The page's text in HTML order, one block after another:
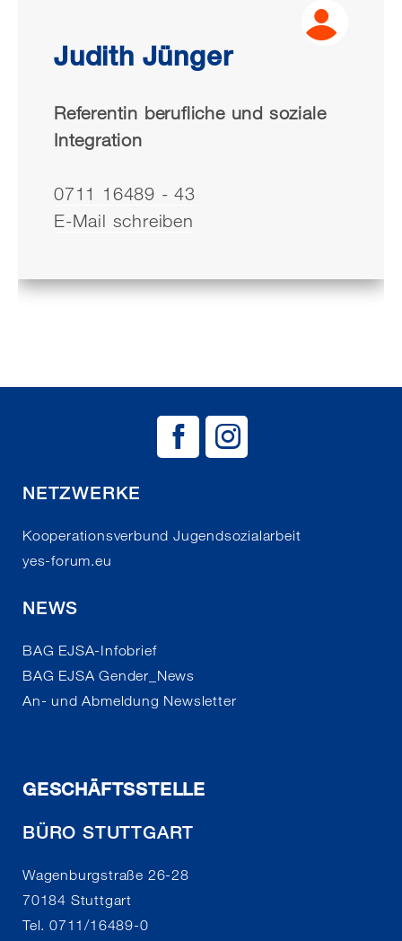
Judith Jünger
Referentin berufliche und soziale
Integration
0711 16489 - 43
E-Mail schreiben
NETZWERKE
Kooperationsverbund Jugendsozialarbeit
yes-forum.eu
NEWS
BAG EJSA-Infobrief
BAG EJSA Gender_News
An- und Abmeldung Newsletter
BAG EJSA
GESCHÄFTSSTELLE
BÜRO STUTTGART
Wagenburgstraße 26-28
70184 Stuttgart
Tel. 0711/16489-0